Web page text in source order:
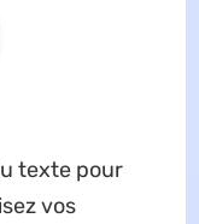
texte pour
vos